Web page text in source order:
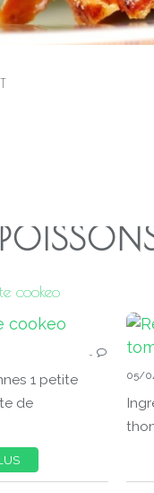
cookeo
…
1 petite
de
05/